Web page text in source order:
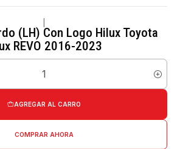
(LH) Con Logo Hilux Toyota
REVO 2016-2023
AGREGAR AL CARRO
COMPRAR AHORA